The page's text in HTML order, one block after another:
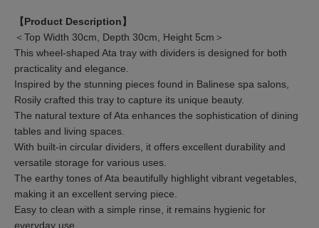
【Product Description】
＜Top Width 30cm, Depth 30cm, Height 5cm＞
This wheel-shaped Ata tray with dividers is designed for both
practicality and elegance.
Inspired by the stunning pieces found in Balinese spa salons,
Rosily crafted this tray to capture its unique beauty.
The natural texture of Ata enhances the sophistication of dining
tables and living spaces.
With built-in circular dividers, it offers excellent durability and
versatile storage for various uses.
The earthy tones of Ata beautifully highlight vibrant vegetables,
making it an excellent serving piece.
Easy to clean with a simple rinse, it remains hygienic for
everyday use.